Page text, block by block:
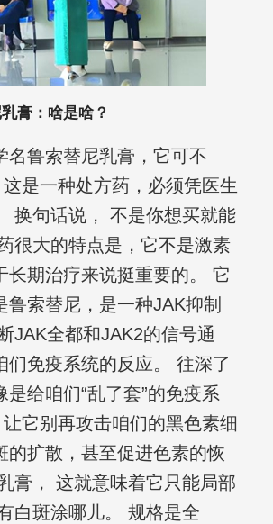
膏：啥是啥？
名鲁索替尼乳膏，它可不
这是一种处方药，必须凭医生
换句话说， 不是你想买就能
很大的特点是，它不是激素
长期治疗来说挺重要的。 它
鲁索替尼，是一种JAK抑制
JAK全都和JAK2的信号通
们免疫系统的反应。 往深了
是给咱们“乱了套”的免疫系
让它别再攻击咱们的黑色素细
的扩散，甚至促进色素的恢
膏， 这就意味着它只能局部
白斑涂哪儿。 规格是全